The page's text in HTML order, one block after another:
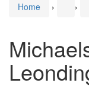
Home › ›